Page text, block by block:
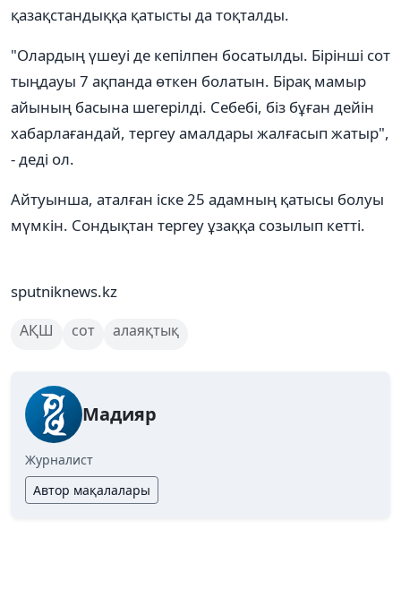
қазақстандыққа қатысты да тоқталды.
"Олардың үшеуі де кепілпен босатылды. Бірінші сот
тыңдауы 7 ақпанда өткен болатын. Бірақ мамыр
айының басына шегерілді. Себебі, біз бұған дейін
хабарлағандай, тергеу амалдары жалғасып жатыр",
- деді ол.
Айтуынша, аталған іске 25 адамның қатысы болуы
мүмкін. Сондықтан тергеу ұзаққа созылып кетті.
sputniknews.kz
АҚШ сот алаяқтық
Мадияр
Журналист
Автор мақалалары